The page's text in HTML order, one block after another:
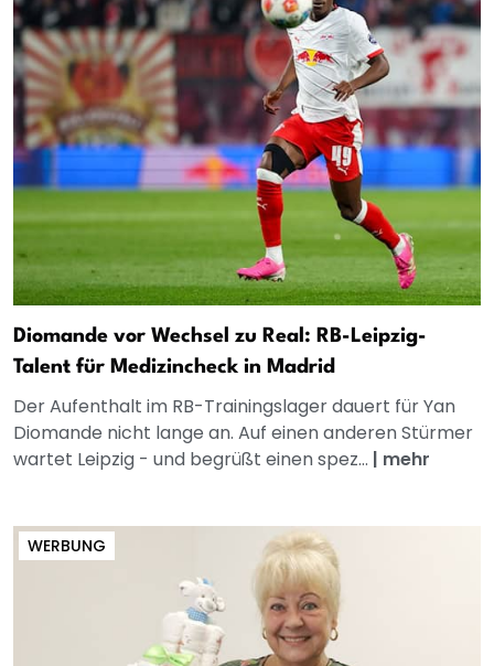
Diomande vor Wechsel zu Real: RB-Leipzig-
Talent für Medizincheck in Madrid
Der Aufenthalt im RB-Trainingslager dauert für Yan
Diomande nicht lange an. Auf einen anderen Stürmer
wartet Leipzig - und begrüßt einen spez... | mehr
WERBUNG